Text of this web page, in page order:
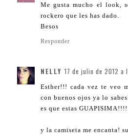
Me gusta mucho el look,
rockero que les has dado.
Besos
Responder
NELLY 17 de julio de 2012 a
Esther!!! cada vez te veo
con buenos ojos ya lo
es que estas GUAPISIMA!!!!
y la camiseta me encanta!